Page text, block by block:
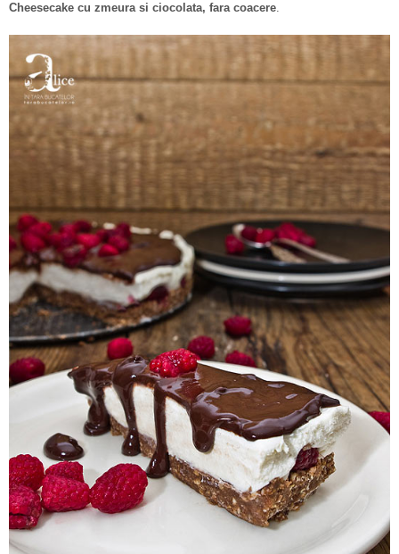
Cheesecake cu zmeura si ciocolata, fara coacere.